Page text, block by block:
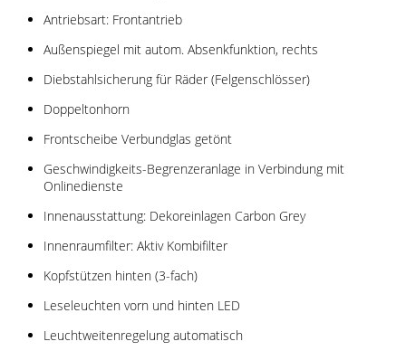
Antriebsart: Frontantrieb
Außenspiegel mit autom. Absenkfunktion, rechts
Diebstahlsicherung für Räder (Felgenschlösser)
Doppeltonhorn
Frontscheibe Verbundglas getönt
Geschwindigkeits-Begrenzeranlage in Verbindung mit
Onlinedienste
Innenausstattung: Dekoreinlagen Carbon Grey
Innenraumfilter: Aktiv Kombifilter
Kopfstützen hinten (3-fach)
Leseleuchten vorn und hinten LED
Leuchtweitenregelung automatisch